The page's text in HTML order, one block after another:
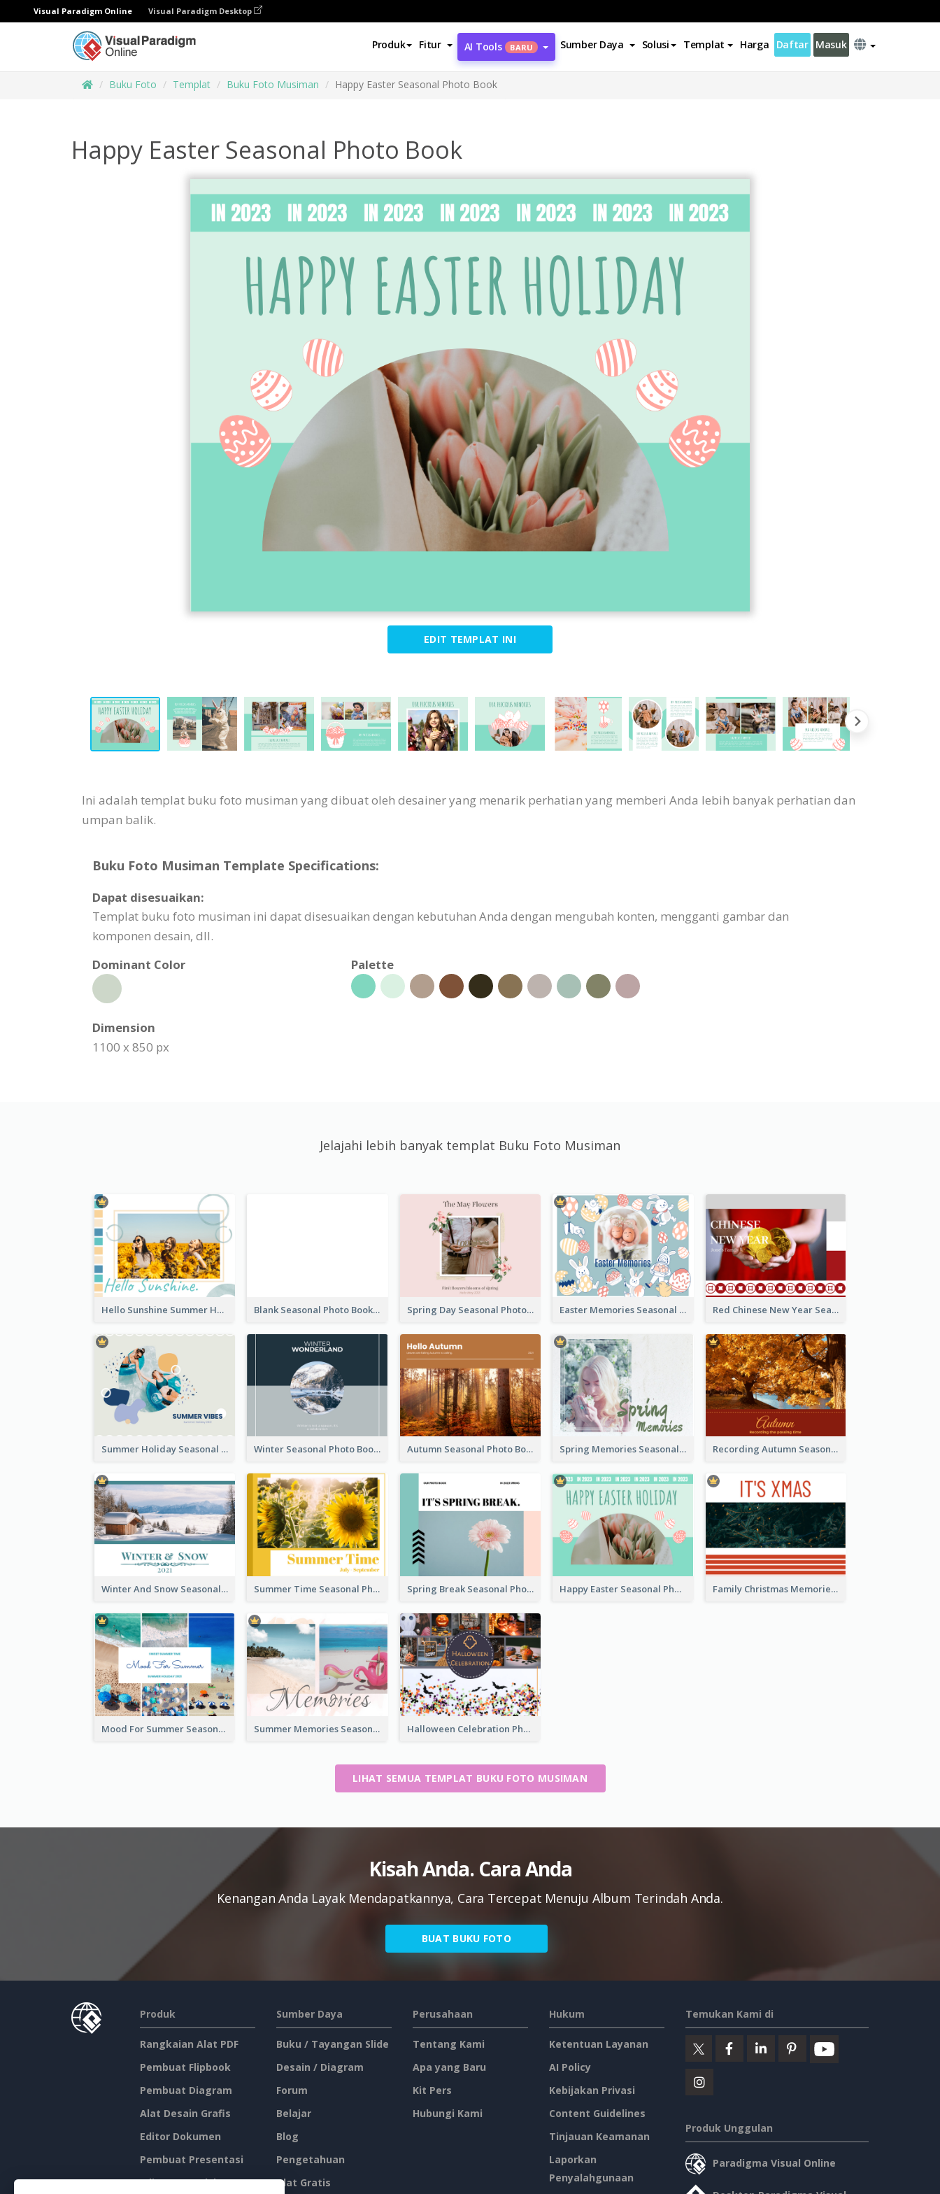
Visual Paradigm Online Visual Paradigm Desktop
Produk Fitur AI Tools BARU Sumber Daya Solusi Templat Harga Daftar Masuk
Buku Foto Templat Buku Foto Musiman Happy Easter Seasonal Photo Book
Happy Easter Seasonal Photo Book
EDIT TEMPLAT INI
Ini adalah templat buku foto musiman yang dibuat oleh desainer yang menarik perhatian yang memberi Anda lebih banyak perhatian dan
umpan balik.
Buku Foto Musiman Template Specifications:
Dapat disesuaikan:
Templat buku foto musiman ini dapat disesuaikan dengan kebutuhan Anda dengan mengubah konten, mengganti gambar dan
komponen desain, dll.
Dominant Color
Palette
Dimension
1100 x 850 px
Jelajahi lebih banyak templat Buku Foto Musiman
Hello Sunshine Summer Holidays Seasonal Photo Book Blank Seasonal Photo Book Spring Day Seasonal Photo Book Easter Memories Seasonal Photo Book Red Chinese New Year Seasonal Photo Book
Summer Holiday Seasonal Photo Book Winter Seasonal Photo Book Autumn Seasonal Photo Book Spring Memories Seasonal Photo Book Recording Autumn Seasonal Photo Book
Winter And Snow Seasonal Photo Book Summer Time Seasonal Photo Book Spring Break Seasonal Photo Book Happy Easter Seasonal Photo Book Family Christmas Memories Seasonal Photo Book
Mood For Summer Seasonal Photo Book Summer Memories Seasonal Photo Book Halloween Celebration Photo Book
LIHAT SEMUA TEMPLAT BUKU FOTO MUSIMAN
Kisah Anda. Cara Anda
Kenangan Anda Layak Mendapatkannya, Cara Tercepat Menuju Album Terindah Anda.
BUAT BUKU FOTO
Produk
Rangkaian Alat PDF
Pembuat Flipbook
Pembuat Diagram
Alat Desain Grafis
Editor Dokumen
Pembuat Presentasi
Editor Spreadsheet
Sumber Daya
Buku / Tayangan Slide
Desain / Diagram
Forum
Belajar
Blog
Pengetahuan
Alat Gratis
Perusahaan
Tentang Kami
Apa yang Baru
Kit Pers
Hubungi Kami
Hukum
Ketentuan Layanan
AI Policy
Kebijakan Privasi
Content Guidelines
Tinjauan Keamanan
Laporkan
Penyalahgunaan
Temukan Kami di
Produk Unggulan
Paradigma Visual Online